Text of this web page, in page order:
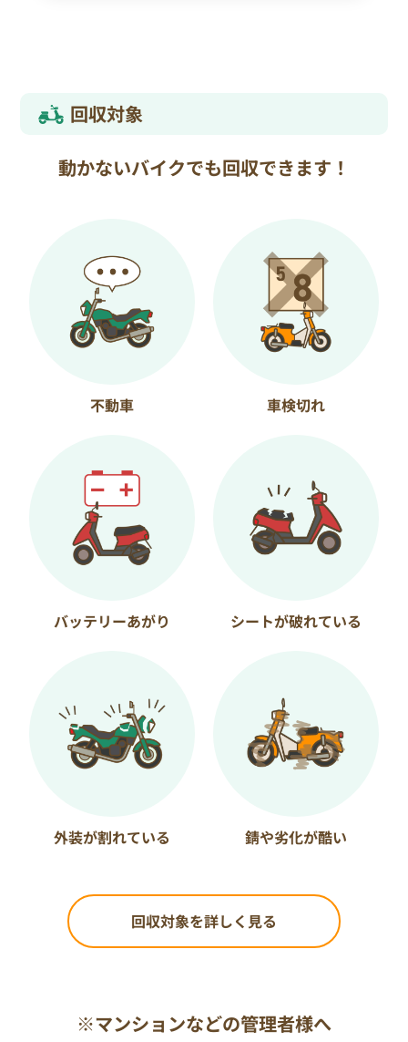
回収対象
動かないバイクでも回収できます！
不動車 車検切れ
バッテリーあがり シートが破れている
外装が割れている 錆や劣化が酷い
回収対象を詳しく見る
※マンションなどの管理者様へ